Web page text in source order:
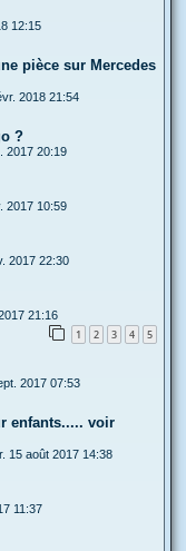
12:15
pièce sur Mercedes
2018 21:54
?
2017 20:19
2017 10:59
2017 22:30
21:16
1 2 3 4 5
2017 07:53
enfants..... voir
15 août 2017 14:38
11:37